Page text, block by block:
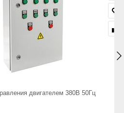
В
вспомогательных цепей, В
220
двигателем 380В 50Гц